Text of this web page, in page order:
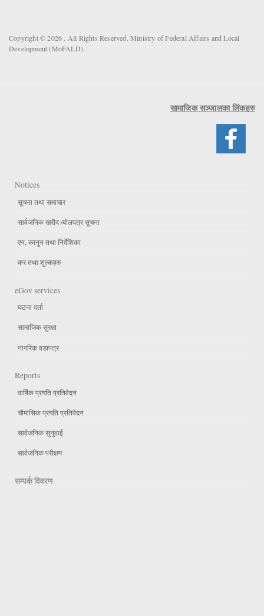
Copyright © 2026 . All Rights Reserved. Ministry of Federal Affairs and Local
Development (MoFALD).
सामाजिक सञ्जालका लिंकहरु
Notices
सूचना तथा समाचार
सार्वजनिक खरीद /बोलपत्र सूचना
एन, कानुन तथा निर्देशिका
कर तथा शुल्कहरु
eGov services
घटना दर्ता
सामाजिक सुरक्षा
नागरिक वडापत्र
Reports
वार्षिक प्रगति प्रतिवेदन
चौमासिक प्रगति प्रतिवेदन
सार्वजनिक सुनुवाई
सार्वजनिक परीक्षण
सम्पर्क विवरण